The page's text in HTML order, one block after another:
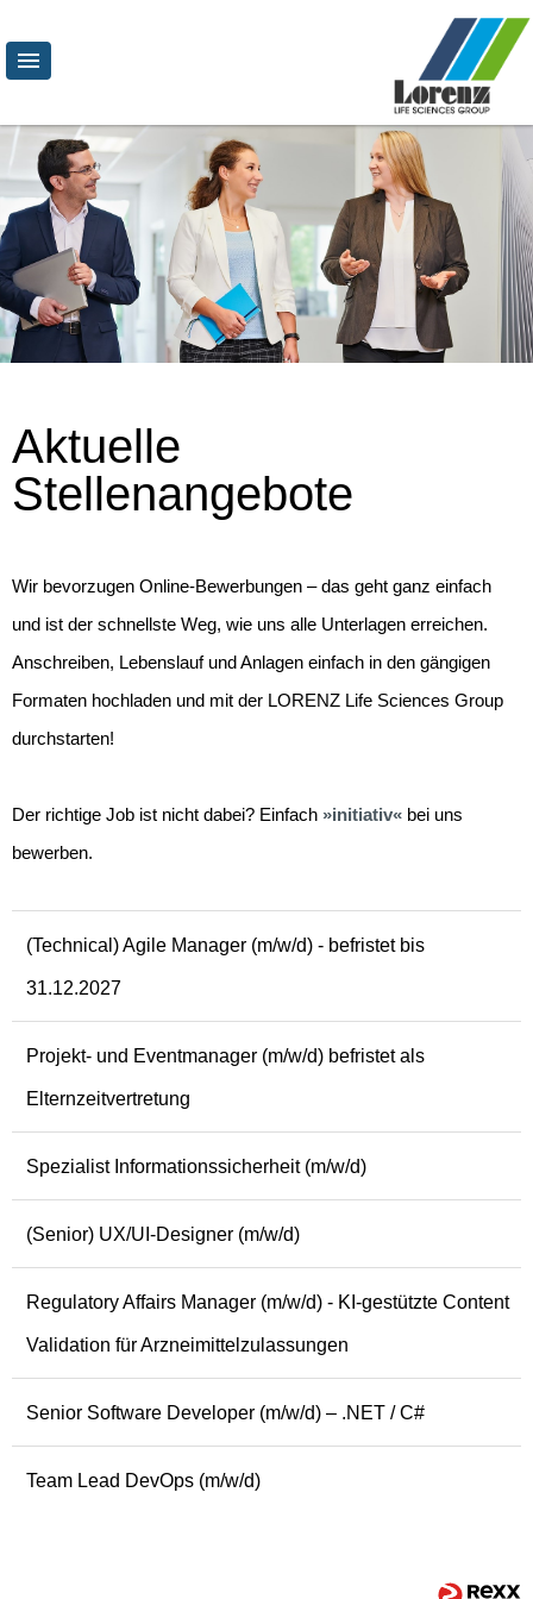
Aktuelle
Stellenangebote
Wir bevorzugen Online-Bewerbungen – das geht ganz einfach
und ist der schnellste Weg, wie uns alle Unterlagen erreichen.
Anschreiben, Lebenslauf und Anlagen einfach in den gängigen
Formaten hochladen und mit der LORENZ Life Sciences Group
durchstarten!
Der richtige Job ist nicht dabei? Einfach initiativ
bei uns
bewerben.
(Technical) Agile Manager (m/w/d) - befristet bis
31.12.2027
Projekt- und Eventmanager (m/w/d) befristet als
Elternzeitvertretung
Spezialist Informationssicherheit (m/w/d)
(Senior) UX/UI-Designer (m/w/d)
Regulatory Affairs Manager (m/w/d) - KI-gestützte Content
Validation für Arzneimittelzulassungen
Senior Software Developer (m/w/d) – .NET / C#
Team Lead DevOps (m/w/d)